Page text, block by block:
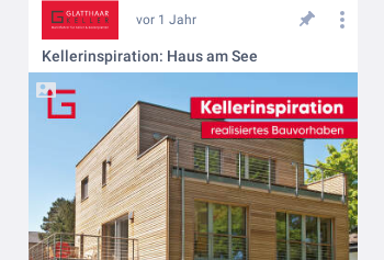
vor 1 Jahr
Kellerinspiration: Haus am See